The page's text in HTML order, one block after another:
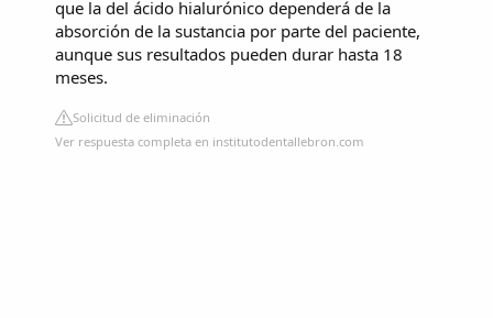
que la del ácido hialurónico dependerá de la
absorción de la sustancia por parte del paciente,
aunque sus resultados pueden durar hasta 18
meses.
Solicitud de eliminación
Ver respuesta completa en institutodentallebron.com